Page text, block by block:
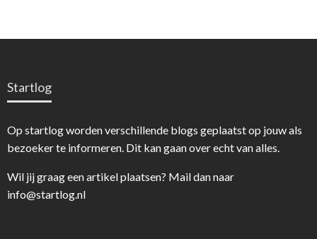
Startlog
Op startlog worden verschillende blogs geplaatst op jouw als
bezoeker te informeren. Dit kan gaan over echt van alles.
Wil jij graag een artikel plaatsen? Mail dan naar
info@startlog.nl